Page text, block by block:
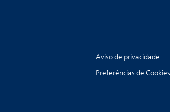
Aviso de privacidade
Preferências de Cookies